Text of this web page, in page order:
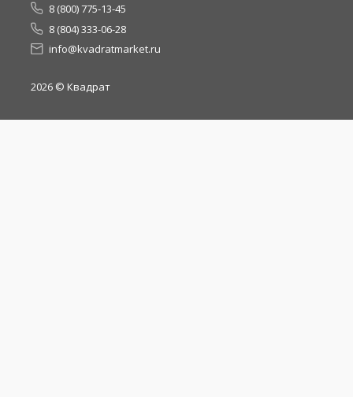
8 (800) 775-13-45
8 (804) 333-06-28
info@kvadratmarket.ru
2026 © Квадрат